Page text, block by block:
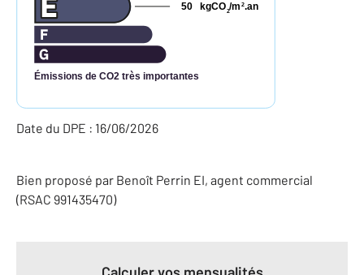
Émissions de CO2 très importantes
kgCO2/m 2.an
50
Date du DPE : 16/06/2026
Bien proposé par Benoît Perrin EI, agent commercial
(RSAC 991435470)